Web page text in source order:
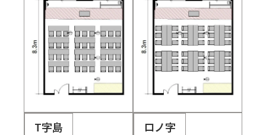
T字島 ロノ字